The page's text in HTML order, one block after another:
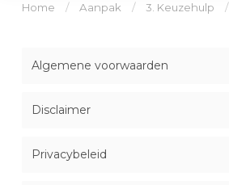
Home / Aanpak / 3. Keuzehulp /
Algemene voorwaarden
Disclaimer
Privacybeleid